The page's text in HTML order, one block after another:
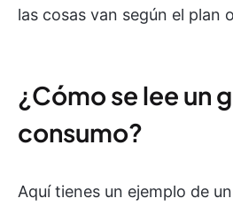
las cosas van según el plan
¿Cómo se lee un
consumo?
Aquí tienes un ejemplo de